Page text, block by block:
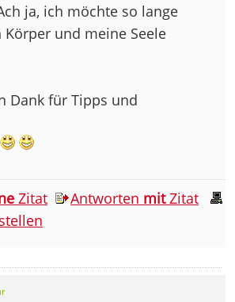
ja, ich möchte so lange
und meine Seele
Dank für Tipps und
Zitat Antworten mitZitat